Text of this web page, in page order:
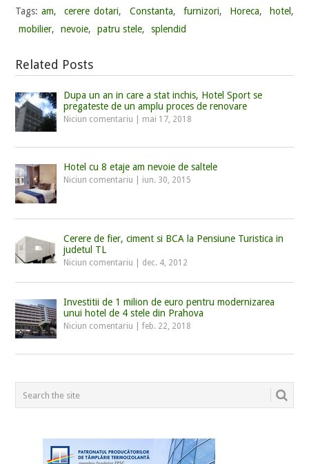
Tags: am, cerere dotari, Constanta, furnizori, Horeca, hotel ,
mobilier, nevoie, patru stele, splendid
Related Posts
Dupa un an in care a stat inchis, Hotel Sport se
pregateste de un amplu proces de renovare
Niciun comentariu mai 17, 2018
Hotel cu 8 etaje am nevoie de saltele
Niciun comentariu iun. 30, 2015
Cerere de fier, ciment si BCA la Pensiune Turistica in
judetul TL
Niciun comentariu dec. 4, 2012
Investitii de 1 milion de euro pentru modernizarea
unui hotel de 4 stele din Prahova
Niciun comentariu |feb. 22, 2018